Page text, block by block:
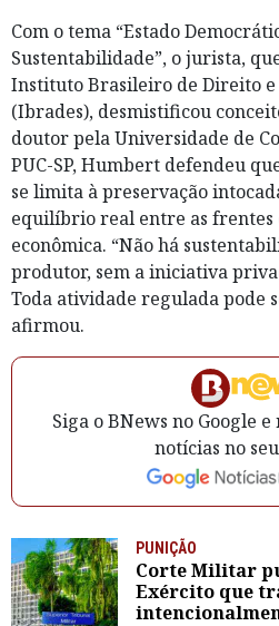
Com o tema “Estado
Sustentabilidade”, o jurista,
Instituto Brasileiro de Direito
(Ibrades), desmistificou
doutor pela Universidade de
PUC-SP, Humbert defendeu
se limita à preservação
equilíbrio real entre as frentes
econômica. “Não há
produtor, sem a iniciativa
Toda atividade regulada pode
afirmou.
Siga o BNews no Google
notícias no
PUNIÇÃO
Corte Militar
Exército que